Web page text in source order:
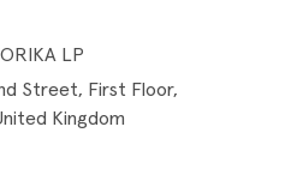
LP
Street, First Floor,
Kingdom